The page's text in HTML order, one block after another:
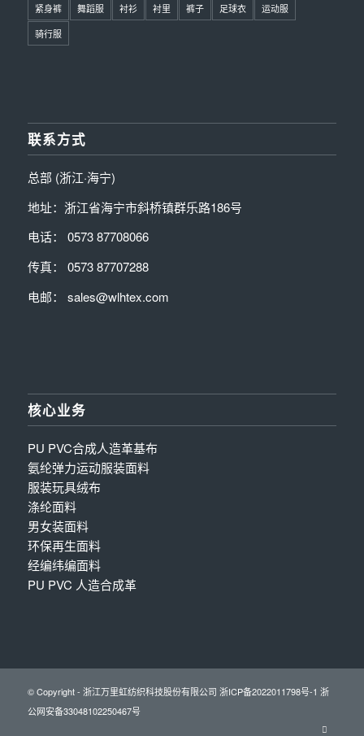
紧身裤
舞蹈服 衬衫 衬里 裤子 足球衣
运动服
骑行服
联系方式
总部 (浙江·海宁)
地址：浙江省海宁市斜桥镇群乐路186号
电话： 0573 87708066
传真： 0573 87707288
电邮： sales@wlhtex.com
核心业务
PU PVC合成人造革基布
氨纶弹力运动服装面料
服装玩具绒布
涤纶面料
男女装面料
环保再生面料
经编纬编面料
PU PVC 人造合成革
© Copyright - 浙江万里虹纺织科技股份有限公司 浙ICP备2022011798号-1 浙
公网安备33048102250467号